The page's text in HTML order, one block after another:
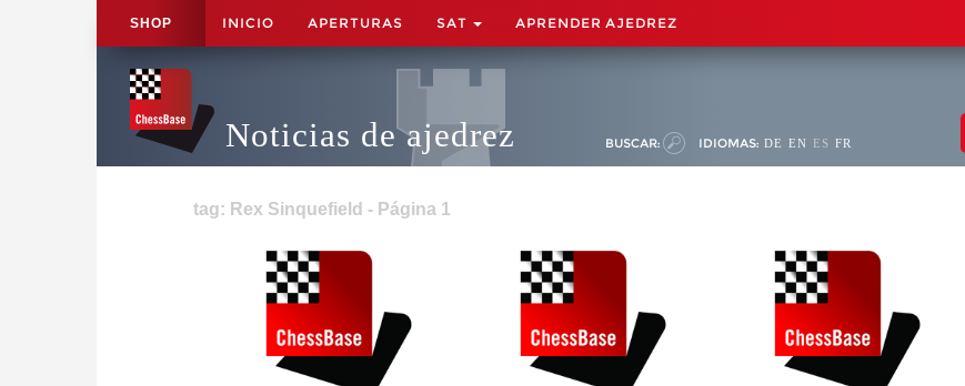
SHOP INICIO APERTURAS SAT APRENDER AJEDREZ
Noticias de ajedrez BUSCAR: IDIOMAS: DE EN ES FR
tag: Rex Sinquefield - Página 1